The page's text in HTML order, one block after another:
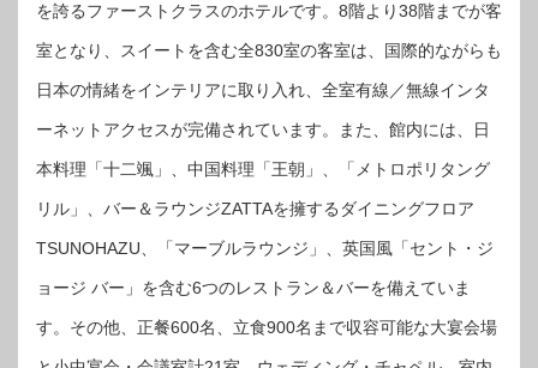
を誇るファーストクラスのホテルです。8階より38階までが客
室となり、スイートを含む全830室の客室は、国際的ながらも
日本の情緒をインテリアに取り入れ、全室有線／無線インタ
ーネットアクセスが完備されています。また、館内には、日
本料理「十二颯」、中国料理「王朝」、「メトロポリタング
リル」、バー＆ラウンジZATTAを擁するダイニングフロア
TSUNOHAZU、「マーブルラウンジ」、英国風「セント・ジ
ョージ バー」を含む6つのレストラン＆バーを備えていま
す。その他、正餐600名、立食900名まで収容可能な大宴会場